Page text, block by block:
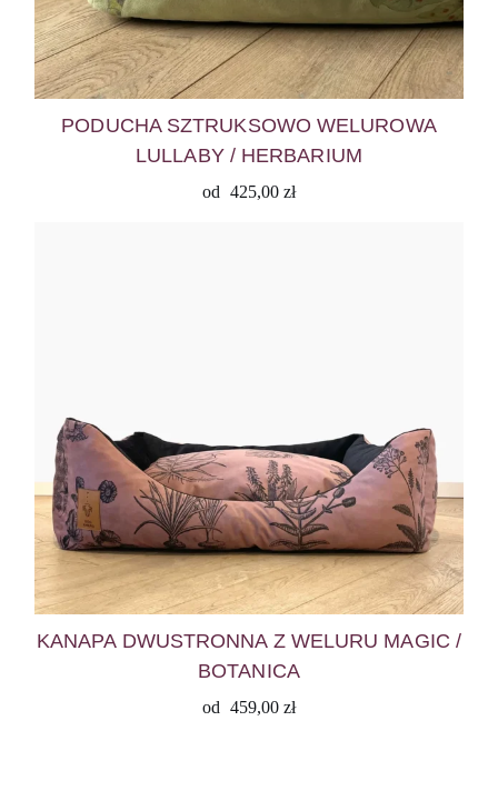
PODUCHA SZTRUKSOWO WELUROWA
LULLABY / HERBARIUM
od 425,00 zł
KANAPA DWUSTRONNA Z WELURU MAGIC /
BOTANICA
od 459,00 zł